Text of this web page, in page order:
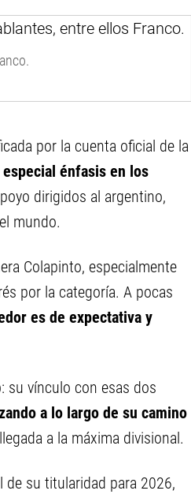
por la cuenta oficial de la
énfasis en los
dirigidos al argentino,
mundo.
Colapinto, especialmente
por la categoría. A pocas
es de expectativa y
su vínculo con esas dos
a lo largo de su camino
a la máxima divisional.
su titularidad para 2026,